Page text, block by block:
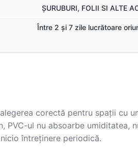
ȘURUBURI, FOLII SI ALTE
Între 2 și 7 zile lucrătoare
alegerea corectă pentru spații
PVC-ul nu absoarbe
întreținere periodică.